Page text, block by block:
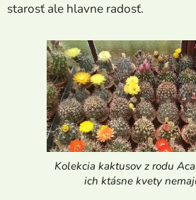
starosť ale hlavne radosť.
Kolekcia kaktusov z rodu
ich ktásne kvety